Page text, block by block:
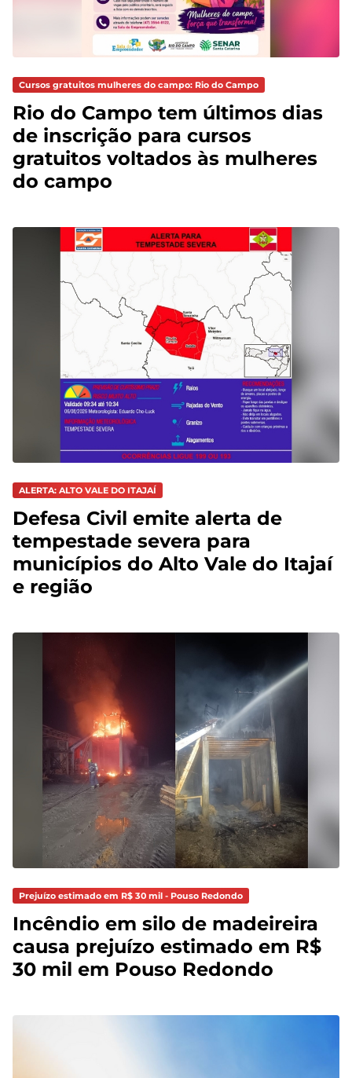
Cursos gratuitos mulheres do campo: Rio do Campo
Rio do Campo tem últimos dias
de inscrição para cursos
gratuitos voltados às mulheres
do campo
ALERTA: ALTO VALE DO ITAJAÍ
Defesa Civil emite alerta de
tempestade severa para
municípios do Alto Vale do Itajaí
e região
Prejuízo estimado em R$ 30 mil - Pouso Redondo
Incêndio em silo de madeireira
causa prejuízo estimado em R$
30 mil em Pouso Redondo